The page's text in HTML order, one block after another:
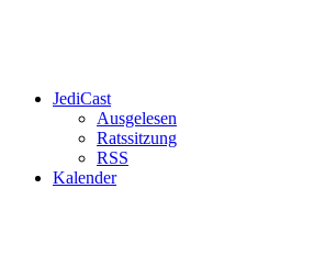
JediCast
Ausgelesen
Ratssitzung
RSS
Kalender